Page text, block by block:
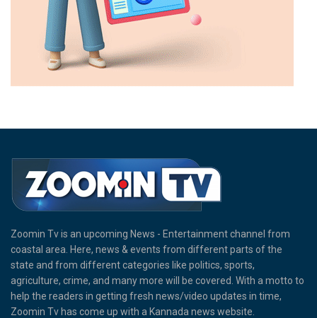
Zoomin Tv is an upcoming News - Entertainment channel from
coastal area. Here, news & events from different parts of the
state and from different categories like politics, sports,
agriculture, crime, and many more will be covered. With a motto to
help the readers in getting fresh news/video updates in time,
Zoomin Tv has come up with a Kannada news website.